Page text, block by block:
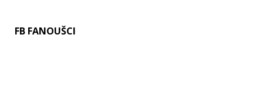
FB FANOUŠCI